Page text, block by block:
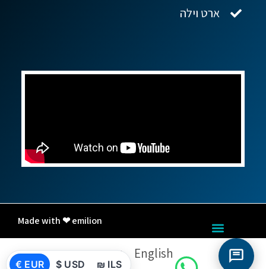
ארט וילה
Made with ❤ emilion
English עברית
€ EUR $ USD ₪ ILS